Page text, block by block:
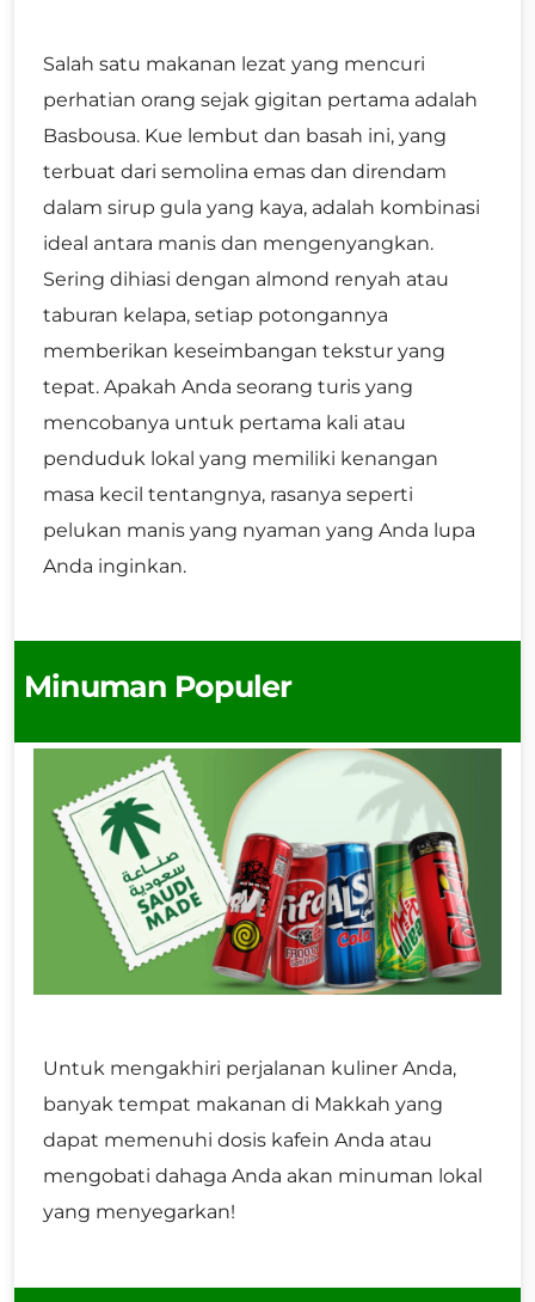
Salah satu makanan lezat yang mencuri
perhatian orang sejak gigitan pertama adalah
Basbousa. Kue lembut dan basah ini, yang
terbuat dari semolina emas dan direndam
dalam sirup gula yang kaya, adalah kombinasi
ideal antara manis dan mengenyangkan.
Sering dihiasi dengan almond renyah atau
taburan kelapa, setiap potongannya
memberikan keseimbangan tekstur yang
tepat. Apakah Anda seorang turis yang
mencobanya untuk pertama kali atau
penduduk lokal yang memiliki kenangan
masa kecil tentangnya, rasanya seperti
pelukan manis yang nyaman yang Anda lupa
Anda inginkan.
Minuman Populer
Untuk mengakhiri perjalanan kuliner Anda,
banyak tempat makanan di Makkah yang
dapat memenuhi dosis kafein Anda atau
mengobati dahaga Anda akan minuman lokal
yang menyegarkan!